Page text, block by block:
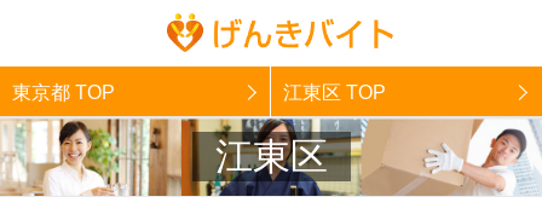
東京都 TOP 江東区 TOP
江東区